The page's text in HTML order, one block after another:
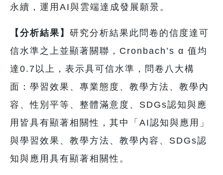
永續，運用AI與雲端達成發展願景。
【分析結果】 研究分析結果此問卷的信度達可
信水準之上並顯著關聯，Cronbach’s α 值均
達0.7以上，表示具可信水準，問卷八大構
面：學習效果、專業態度、教學方法、教學內
容、性別平等、整體滿意度、SDGs認知與應
用皆具有顯著相關性，其中「AI認知與應用」
與學習效果、教學方法、教學內容、SDGs認
知與應用具有顯著相關性。